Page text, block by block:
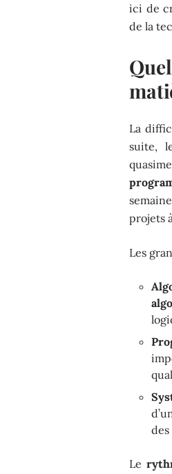
ici de
de la
La
suite,
projets
Les
Le